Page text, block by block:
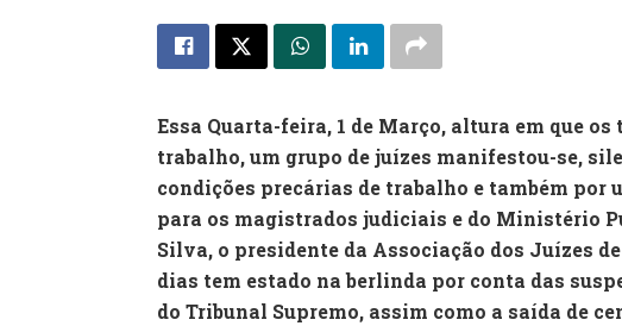
Essa Quarta-feira, 1 de Março, altura em que
trabalho, um grupo de juízes manifestou-se,
condições precárias de trabalho e também
para os magistrados judiciais e do Ministério
Silva, o presidente da Associação dos Juízes
dias tem estado na berlinda por conta das
do Tribunal Supremo, assim como a saída de